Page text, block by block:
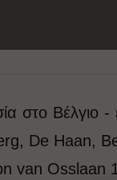
στο Βέλγιο -
De Haan,
van